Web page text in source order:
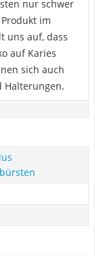
nur schwer
im
uns auf, dass
auf Karies
sich auch
Halterungen.